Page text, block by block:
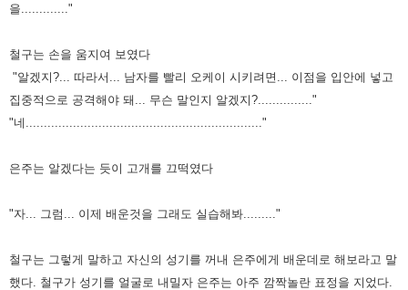
을............."
철구는 손을 움지여 보였다
"알겠지?... 따라서... 남자를 빨리 오케이 시키려면... 이점을 입안에 넣고
집중적으로 공격해야 돼... 무슨 말인지 알겠지?..............."
"네................................................................."
은주는 알겠다는 듯이 고개를 끄떡였다
"자... 그럼... 이제 배운것을 그래도 실습해봐........."
철구는 그렇게 말하고 자신의 성기를 꺼내 은주에게 배운데로 해보라고 말
했다. 철구가 성기를 얼굴로 내밀자 은주는 아주 깜짝놀란 표정을 지었다.